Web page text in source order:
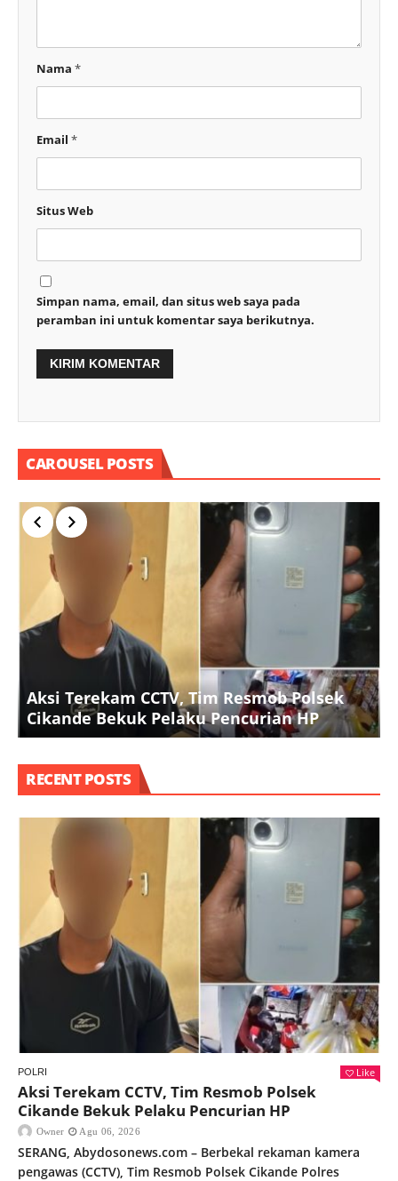
Nama *
Email *
Situs Web
Simpan nama, email, dan situs web saya pada
peramban ini untuk komentar saya berikutnya.
CAROUSEL POSTS
Aksi Terekam CCTV, Tim Resmob Polsek
Cikande Bekuk Pelaku Pencurian HP
RECENT POSTS
POLRI Like
Aksi Terekam CCTV, Tim Resmob Polsek
Cikande Bekuk Pelaku Pencurian HP
Owner Agu 06, 2026
SERANG, Abydosonews.com – Berbekal rekaman kamera
pengawas (CCTV), Tim Resmob Polsek Cikande Polres